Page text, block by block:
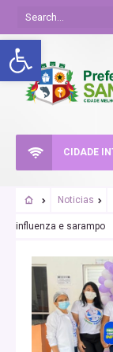
Abrir a barra de
CIDADE
Noticias
influenza e sarampo